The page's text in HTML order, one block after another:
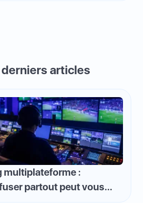
derniers articles
multiplateforme :
partout peut vous